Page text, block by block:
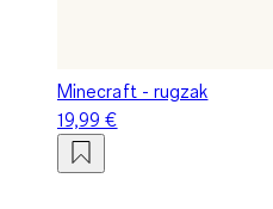
Minecraft - rugzak
19,99 €